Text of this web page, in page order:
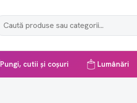
Pungi, cutii și coșuri Lumânări